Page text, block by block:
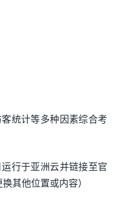
统计等多种因素综合考
行于亚洲云并链接至官
其他位置或内容）